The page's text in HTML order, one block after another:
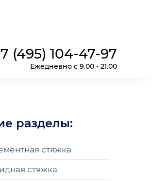
(495) 104-47-97
Ежедневно с 9.00 - 21.00
разделы:
стяжка
стяжка